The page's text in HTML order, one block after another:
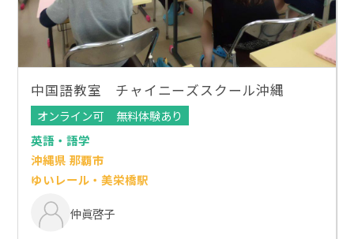
中国語教室 チャイニーズスクール沖縄
オンライン可
無料体験あり
英語・語学
沖縄県 那覇市
ゆいレール・美栄橋駅
仲眞啓子